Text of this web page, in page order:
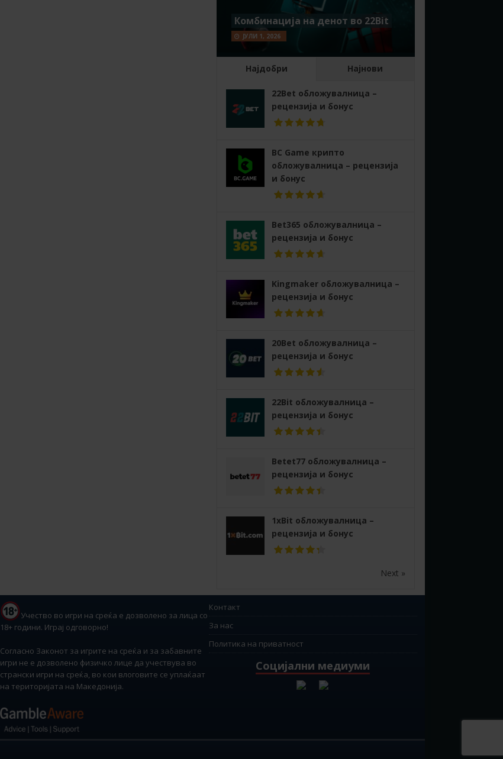
Комбинација на денот во 22Bit
ЈУЛИ 1, 2026
Најдобри Најнови
22Bet обложувалница –
рецензија и бонус
BC Game крипто
обложувалница – рецензија
и бонус
Bet365 обложувалница –
рецензија и бонус
Kingmaker обложувалница –
рецензија и бонус
20Bet обложувалница –
рецензија и бонус
22Bit обложувалница –
рецензија и бонус
Betet77 обложувалница –
рецензија и бонус
1xBit обложувалница –
рецензија и бонус
Next »
Учество во игри на среќа е дозволено за лица со
18+ години. Играј одговорно!
Согласно Законот за игрите на среќа и за забавните
игри не е дозволено физичко лице да учествува во
странски игри на среќа, во кои влоговите се уплаќаат
на територијата на Македонија.
Контакт
За нас
Политика на приватност
Социјални медиуми